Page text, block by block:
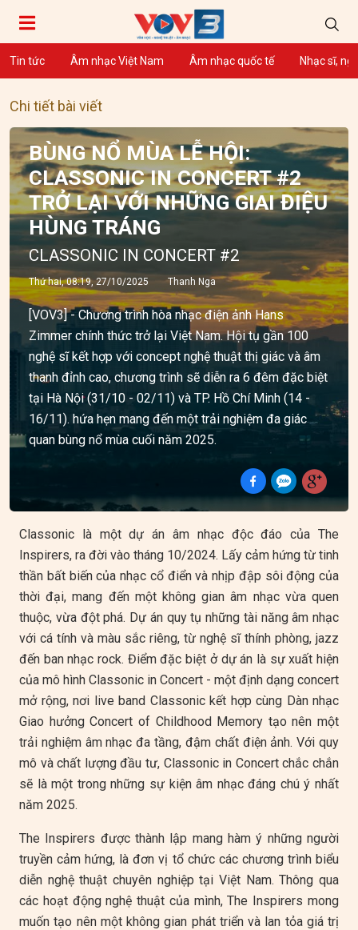
Tin tức Âm nhạc Việt Nam Âm nhạc quốc tế Nhạc sĩ,
Chi tiết bài viết
BÙNG NỔ MÙA LỄ HỘI:
CLASSONIC IN CONCERT #2
TRỞ LẠI VỚI NHỮNG GIAI ĐIỆU
HÙNG TRÁNG
CLASSONIC IN CONCERT #2
Thứ hai, 08:19, 27/10/2025 Thanh Nga
[VOV3] - Chương trình hòa nhạc điện ảnh Hans
Zimmer chính thức trở lại Việt Nam. Hội tụ gần 100
nghệ sĩ kết hợp với concept nghệ thuật thị giác và âm
thanh đỉnh cao, chương trình sẽ diễn ra 6 đêm đặc biệt
tại Hà Nội (31/10 - 02/11) và TP. Hồ Chí Minh (14 -
16/11). hứa hẹn mang đến một trải nghiệm đa giác
quan bùng nổ mùa cuối năm 2025.
Classonic là một dự án âm nhạc độc đáo của The
Inspirers, ra đời vào tháng 10/2024. Lấy cảm hứng từ tinh
thần bất biến của nhạc cổ điển và nhịp đập sôi động của
thời đại, mang đến một không gian âm nhạc vừa quen
thuộc, vừa đột phá. Dự án quy tụ những tài năng âm nhạc
với cá tính và màu sắc riêng, từ nghệ sĩ thính phòng, jazz
đến ban nhạc rock. Điểm đặc biệt ở dự án là sự xuất hiện
của mô hình Classonic in Concert - một định dạng concert
mở rộng, nơi live band Classonic kết hợp cùng Dàn nhạc
Giao hưởng Concert of Childhood Memory tạo nên một
trải nghiệm âm nhạc đa tầng, đậm chất điện ảnh. Với quy
mô và chất lượng đầu tư, Classonic in Concert chắc chắn
sẽ là một trong những sự kiện âm nhạc đáng chú ý nhất
năm 2025.
The Inspirers được thành lập mang hàm ý những người
truyền cảm hứng, là đơn vị tổ chức các chương trình biểu
diễn nghệ thuật chuyên nghiệp tại Việt Nam. Thông qua
các hoạt động nghệ thuật của mình, The Inspirers mong
muốn tạo nên một không gian phát triển và lan tỏa giá trị